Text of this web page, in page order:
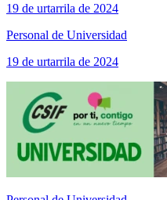
19 de urtarrila de 2024
Personal de Universidad
19 de urtarrila de 2024